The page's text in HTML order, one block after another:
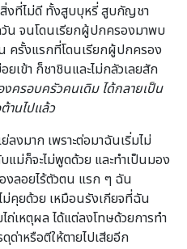
งที่ไม่ดี ทั้งสูบบุหรี่ สูบกัญชา
วัน จนโดนเรียกผู้ปกครองมาพบ
ครั้งแรกที่โดนเรียกผู้ปกครอง
เข้า ก็ชาชินและไม่กลัวเลยสัก
งครอบครัวคนเดิม ได้กลายเป็น
านไปแล้ว
มาก เพราะต่อมาฉันเริ่มไม่
ม่ก็จะไม่พูดด้วย และทำเป็นมอง
งลอยไร้ตัวตน แรก ๆ ฉัน
คุยด้วย เหมือนรังเกียจที่ฉัน
ถ่เหตุผล ได้แต่ลงโทษด้วยการทำ
ด่าหรือตีให้ตายไปเสียอีก